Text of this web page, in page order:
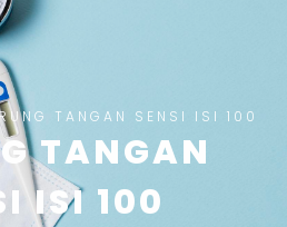
TANGAN SENSI ISI 100
TANGAN
ISI 100